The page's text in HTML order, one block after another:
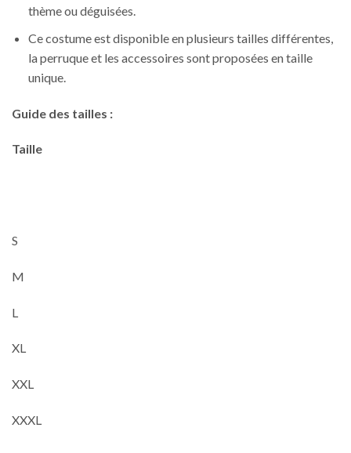
thème ou déguisées.
Ce costume est disponible en plusieurs tailles différentes,
la perruque et les accessoires sont proposées en taille
unique.
Guide des tailles :
Taille
S
M
L
XL
XXL
XXXL